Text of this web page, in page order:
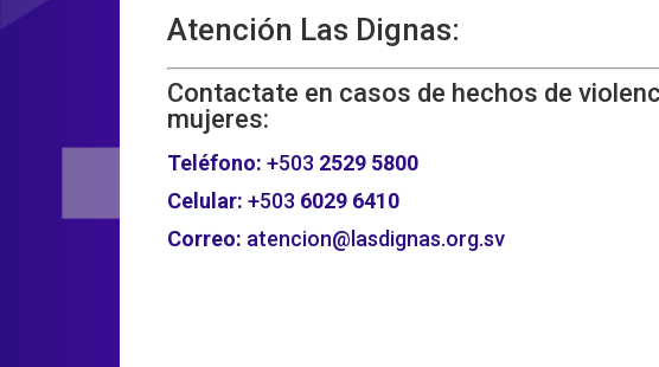
Atención Las Dignas:
Contactate en casos de hechos de
mujeres:
Teléfono: +503 2529 5800
Celular: +503 6029 6410
Correo: atencion@lasdignas.org.sv